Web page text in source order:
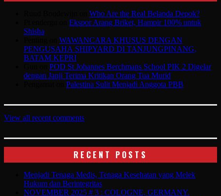
Who Are the Real Belanda Depok?
Ekspor Arang Briket, Hampir 100% untuk
Shisha
WAWANCARA KHUSUS DENGAN
PENGUSAHA SHIPYARD DI TANJUNGPINANG,
BATAM KEPRI
POD St Johannes Berchmans School PIK 2 Digelar
dengan Janji Terima Kritikan Orang Tua Murid
Palestina Sulit Menjadi Anggota PBB
View all recent comments
RECENT POSTS
Menjadi Tenaga Medis, Tenaga Kesehatan yang Melek
Hukum dan Berintegritas
NOVEMBER 2025 # 3 : COLOGNE, GERMANY.